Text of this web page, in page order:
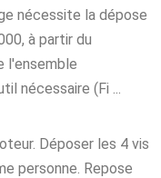
nécessite la dépose
à partir du
l'ensemble
nécessaire (Fi ...
Déposer les 4 vis
personne. Repose